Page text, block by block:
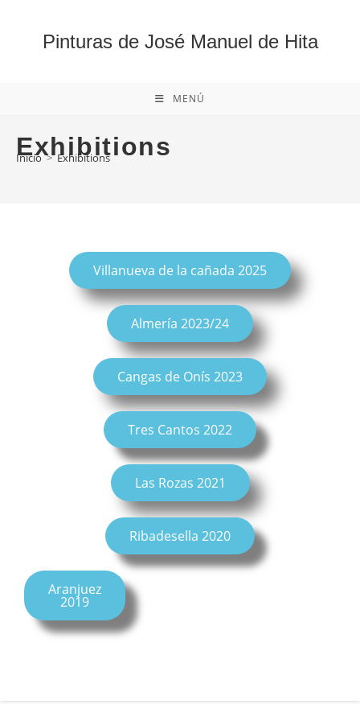
Pinturas de José Manuel de Hita
MENÚ
Exhibitions
Inicio > Exhibitions
Villanueva de la cañada 2025
Almería 2023/24
Cangas de Onís 2023
Tres Cantos 2022
Las Rozas 2021
Ribadesella 2020
Aranjuez
2019